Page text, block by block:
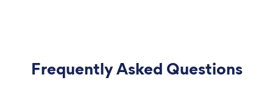
Frequently Asked Questions